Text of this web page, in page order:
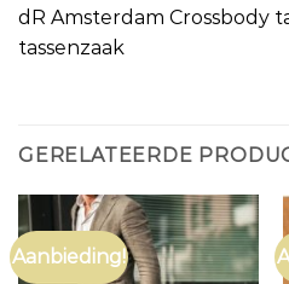
dR Amsterdam Crossbody
tassenzaak
GERELATEERDE
Aanbieding!